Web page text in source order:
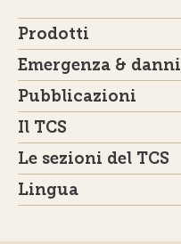
Prodotti
Emergenza & danni
Pubblicazioni
Il TCS
Le sezioni del TCS
Lingua